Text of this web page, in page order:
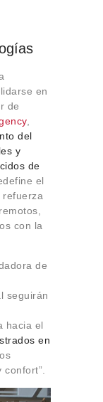
en
de
,
del
y
de
el
refuerza
con la
de
seguirán
hacia el
en